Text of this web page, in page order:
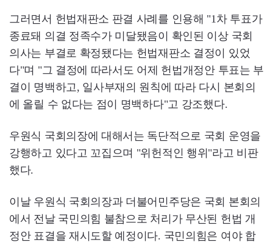
그러면서 헌법재판소 판결 사례를 인용해 "1차 투표가
종료돼 의결 정족수가 미달됐음이 확인된 이상 국회
의사는 부결로 확정됐다는 헌법재판소 결정이 있었
다"며 "그 결정에 따라서도 어제 헌법개정안 투표는 부
결이 명백하고, 일사부재의 원칙에 따라 다시 본회의
에 올릴 수 없다는 점이 명백하다"고 강조했다.
우원식 국회의장에 대해서는 독단적으로 국회 운영을
강행하고 있다고 꼬집으며 "위헌적인 행위"라고 비판
했다.
이날 우원식 국회의장과 더불어민주당은 국회 본회의
에서 전날 국민의힘 불참으로 처리가 무산된 헌법 개
정안 표결을 재시도할 예정이다. 국민의힘은 여야 합